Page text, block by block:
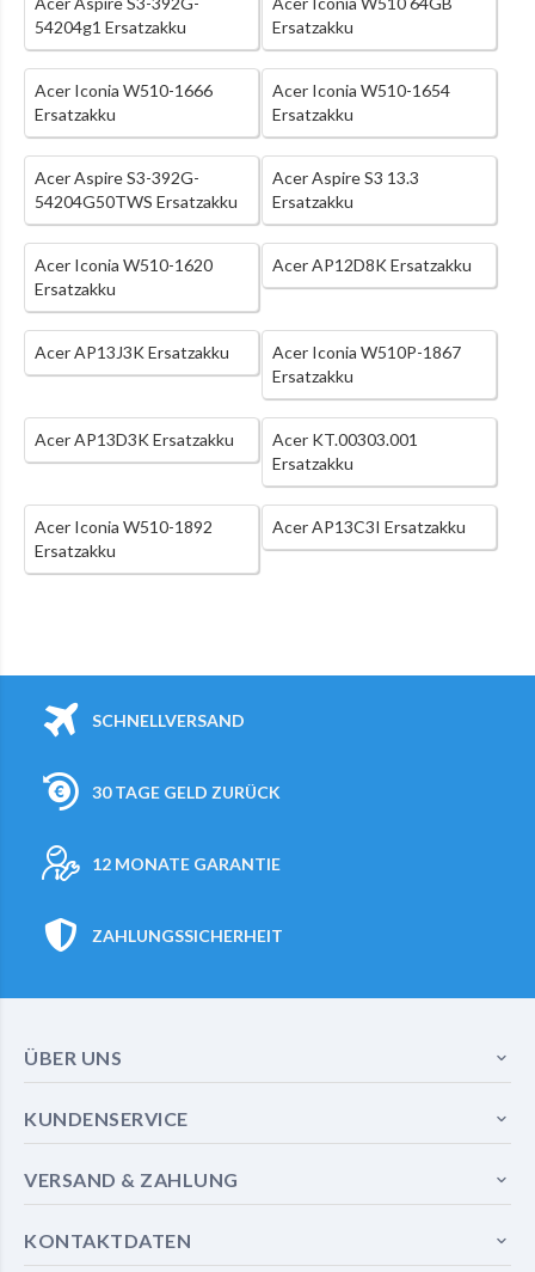
54204g1 Ersatzakku
Ersatzakku
Acer Iconia W510-1666
Ersatzakku
Acer Iconia W510-1654
Ersatzakku
Acer Aspire S3-392G-
54204G50TWS Ersatzakku
Acer Aspire S3 13.3
Ersatzakku
Acer Iconia W510-1620
Ersatzakku
Acer AP12D8K Ersatzakku
Acer AP13J3K Ersatzakku
Acer Iconia W510P-1867
Ersatzakku
Acer AP13D3K Ersatzakku
Acer KT.00303.001
Ersatzakku
Acer Iconia W510-1892
Ersatzakku
Acer AP13C3I Ersatzakku
SCHNELLVERSAND
30 TAGE GELD ZURÜCK
12 MONATE GARANTIE
ZAHLUNGSSICHERHEIT
ÜBER UNS
KUNDENSERVICE
VERSAND & ZAHLUNG
KONTAKTDATEN